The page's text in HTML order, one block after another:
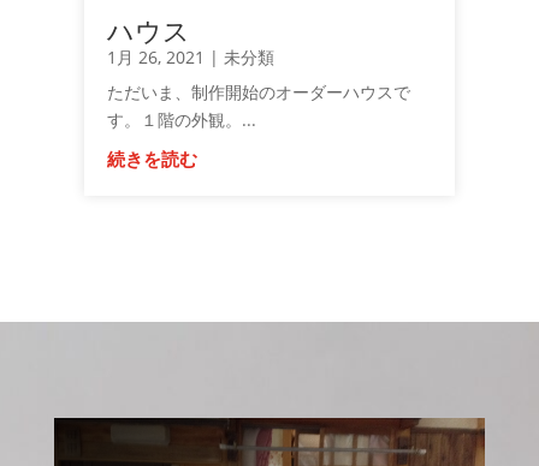
ハウス
1月 26, 2021 | 未分類
ただいま、制作開始のオーダーハウスで
す。１階の外観。...
続きを読む